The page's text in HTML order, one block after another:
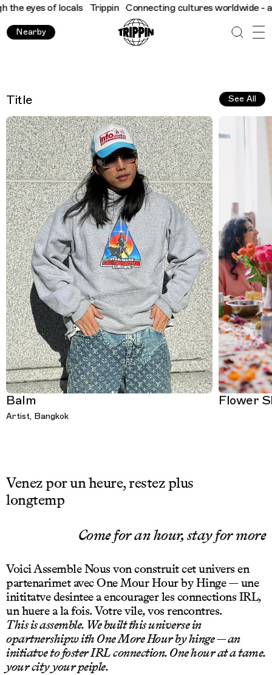
locals Trippin Connecting cultures worldwide - all through
Nearby
Title See All
Balm
Artist, Bangkok
Flower
Venez por un heure, restez plus
longtemp
Come for an hour, stay for more
Voici Assemble Nous von construit cet univers en
partenarimet avec One Mour Hour by Hinge — une
inititatve desintee a encourager les connections IRL,
un huere a la fois. Votre vile, vos rencontres.
This is assemble. We built this universe in
opartnershipw ith One More Hour by hinge — an
initiatve to foster IRL connection. One hour at a tame.
your city your peiple.